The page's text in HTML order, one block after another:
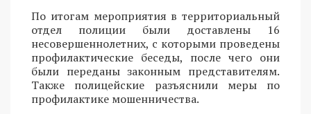
По итогам мероприятия в территориальный
отдел полиции были доставлены 16
несовершеннолетних, с которыми проведены
профилактические беседы, после чего они
были переданы законным представителям.
Также полицейские разъяснили меры по
профилактике мошенничества.